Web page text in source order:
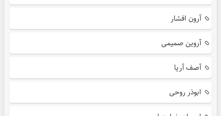
آرون افشار
آروین صمیمی
آصف آریا
ابوذر روحی